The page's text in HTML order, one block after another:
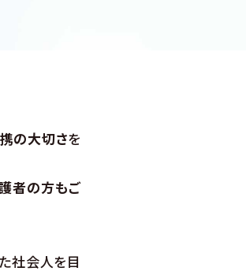
の大切さを
者の方もご
社会人を目